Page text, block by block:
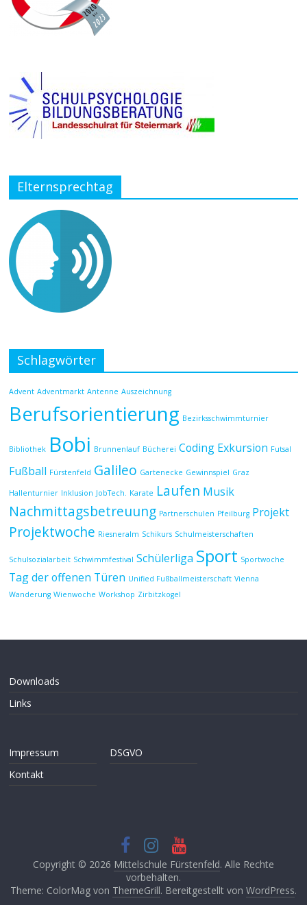
Elternsprechtag
Schlagwörter
Advent Adventmarkt Antenne Auszeichnung
Berufsorientierung Bezirksschwimmturnier
Bibliothek Bobi Brunnenlauf Bücherei Coding Exkursion Futsal
Fußball Fürstenfeld Galileo Gartenecke Gewinnspiel Graz
Hallenturnier Inklusion JobTech. Karate Laufen Musik
Nachmittagsbetreuung Partnerschulen Pfeilburg Projekt
Projektwoche Riesneralm Schikurs Schulmeisterschaften
Schulsozialarbeit Schwimmfestival Schülerliga Sport Sportwoche
Tag der offenen Türen Unified Fußballmeisterschaft Vienna
Wanderung Wienwoche Workshop Zirbitzkogel
Downloads
Links
Impressum
Kontakt
DSGVO
Copyright © 2026 Mittelschule Fürstenfeld. Alle Rechte
vorbehalten.
Theme: ColorMag von ThemeGrill. Bereitgestellt von WordPress.